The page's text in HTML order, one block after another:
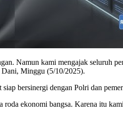
Namun kami mengajak seluruh
Minggu (5/10/2025).
bersinergi dengan Polri dan
ekonomi bangsa. Karena itu